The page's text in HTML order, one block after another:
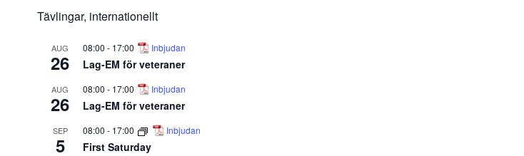
Tävlingar, internationellt
AUG
26
08:00 - 17:00 Inbjudan
Lag-EM för veteraner
AUG
26
08:00 - 17:00 Inbjudan
Lag-EM för veteraner
SEP
5
08:00 - 17:00 Inbjudan
First Saturday